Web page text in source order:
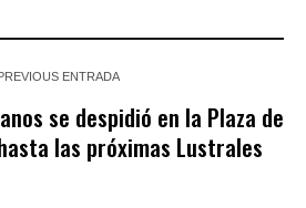
ENTRADA
se despidió en la Plaza de
las próximas Lustrales